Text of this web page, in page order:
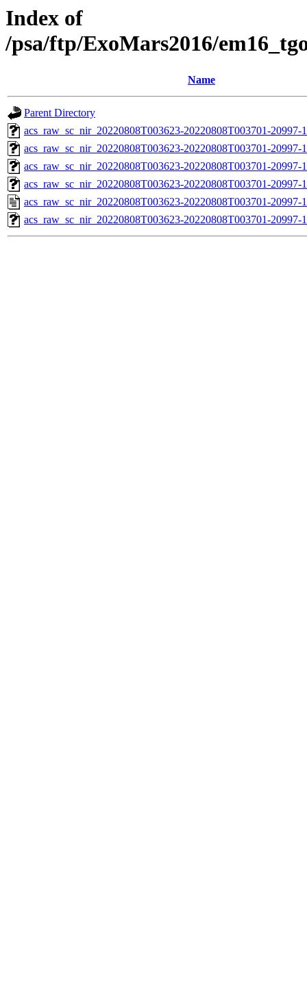
Index of
/psa/ftp/ExoMars2016/
Name
Parent Directory
acs_raw_sc_nir_20220808T003623-20220808T003701-
acs_raw_sc_nir_20220808T003623-20220808T003701-20997-
acs_raw_sc_nir_20220808T003623-20220808T003701-20997-
acs_raw_sc_nir_20220808T003623-20220808T003701-20997-
acs_raw_sc_nir_20220808T003623-20220808T003701-20997-
acs_raw_sc_nir_20220808T003623-20220808T003701-20997-